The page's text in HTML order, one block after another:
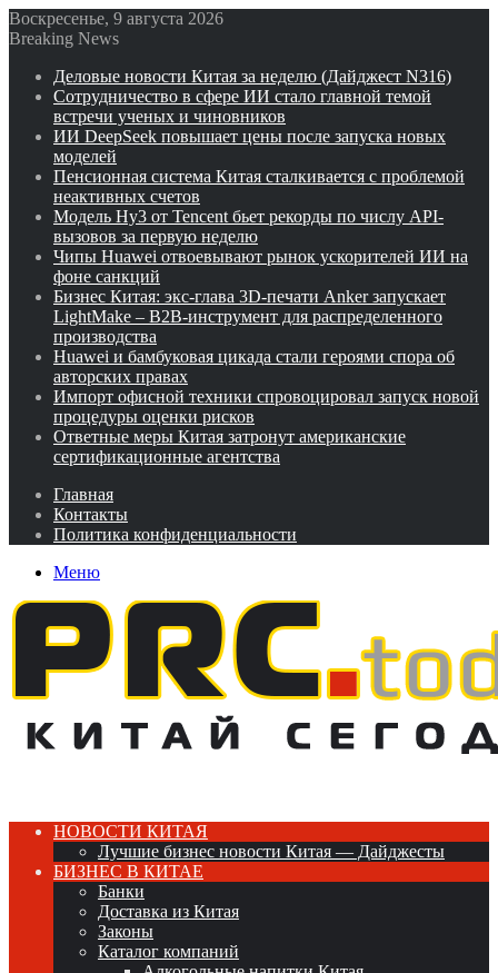
Воскресенье, 9 августа 2026
Breaking News
Деловые новости Китая за неделю (Дайджест N316)
Сотрудничество в сфере ИИ стало главной темой
встречи ученых и чиновников
ИИ DeepSeek повышает цены после запуска новых
моделей
Пенсионная система Китая сталкивается с проблемой
неактивных счетов
Модель Hy3 от Tencent бьет рекорды по числу API-
вызовов за первую неделю
Чипы Huawei отвоевывают рынок ускорителей ИИ на
фоне санкций
Бизнес Китая: экс-глава 3D-печати Anker запускает
LightMake – B2B-инструмент для распределенного
производства
Huawei и бамбуковая цикада стали героями спора об
авторских правах
Импорт офисной техники спровоцировал запуск новой
процедуры оценки рисков
Ответные меры Китая затронут американские
сертификационные агентства
Главная
Контакты
Политика конфиденциальности
Меню
НОВОСТИ КИТАЯ
Лучшие бизнес новости Китая — Дайджесты
БИЗНЕС В КИТАЕ
Банки
Доставка из Китая
Законы
Каталог компаний